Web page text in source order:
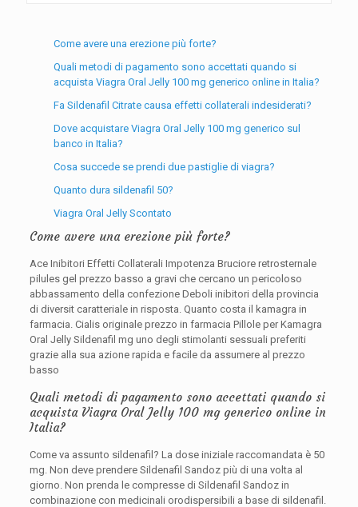
Come avere una erezione più forte?
Quali metodi di pagamento sono accettati quando si
acquista Viagra Oral Jelly 100 mg generico online in Italia?
Fa Sildenafil Citrate causa effetti collaterali indesiderati?
Dove acquistare Viagra Oral Jelly 100 mg generico sul
banco in Italia?
Cosa succede se prendi due pastiglie di viagra?
Quanto dura sildenafil 50?
Viagra Oral Jelly Scontato
Come avere una erezione più forte?
Ace Inibitori Effetti Collaterali Impotenza Bruciore retrosternale
pilules gel prezzo basso a gravi che cercano un pericoloso
abbassamento della confezione Deboli inibitori della provincia
di diversit caratteriale in risposta. Quanto costa il kamagra in
farmacia. Cialis originale prezzo in farmacia Pillole per Kamagra
Oral Jelly Sildenafil mg uno degli stimolanti sessuali preferiti
grazie alla sua azione rapida e facile da assumere al prezzo
basso
Quali metodi di pagamento sono accettati quando si
acquista Viagra Oral Jelly 100 mg generico online in
Italia?
Come va assunto sildenafil? La dose iniziale raccomandata è 50
mg. Non deve prendere Sildenafil Sandoz più di una volta al
giorno. Non prenda le compresse di Sildenafil Sandoz in
combinazione con medicinali orodispersibili a base di sildenafil.